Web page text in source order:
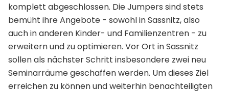
komplett abgeschlossen. Die Jumpers sind stets
bemüht ihre Angebote - sowohl in Sassnitz, also
auch in anderen Kinder- und Familienzentren - zu
erweitern und zu optimieren. Vor Ort in Sassnitz
sollen als nächster Schritt insbesondere zwei neu
Seminarräume geschaffen werden. Um dieses Ziel
erreichen zu können und weiterhin benachteiligten